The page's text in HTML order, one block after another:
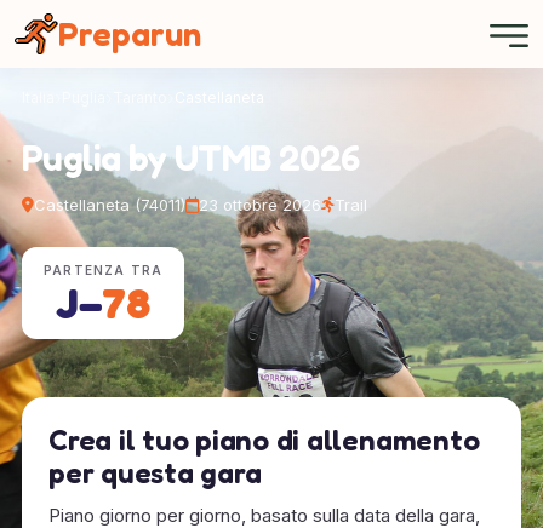
Preparun
Puglia by UTMB 2026
Castellaneta (74011) 23 ottobre 2026 Trail
PARTENZA TRA
J−78
Crea il tuo piano di allenamento
per questa gara
Piano giorno per giorno, basato sulla data della gara,
Pannello di gestione dei cookies